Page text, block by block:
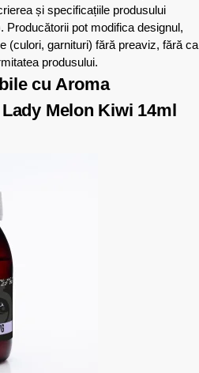
și specificațiile produsului
Producătorii pot modifica designul,
(culori, garnituri) fără preaviz, fără ca
produsului.
cu Aroma
Melon Kiwi 14ml